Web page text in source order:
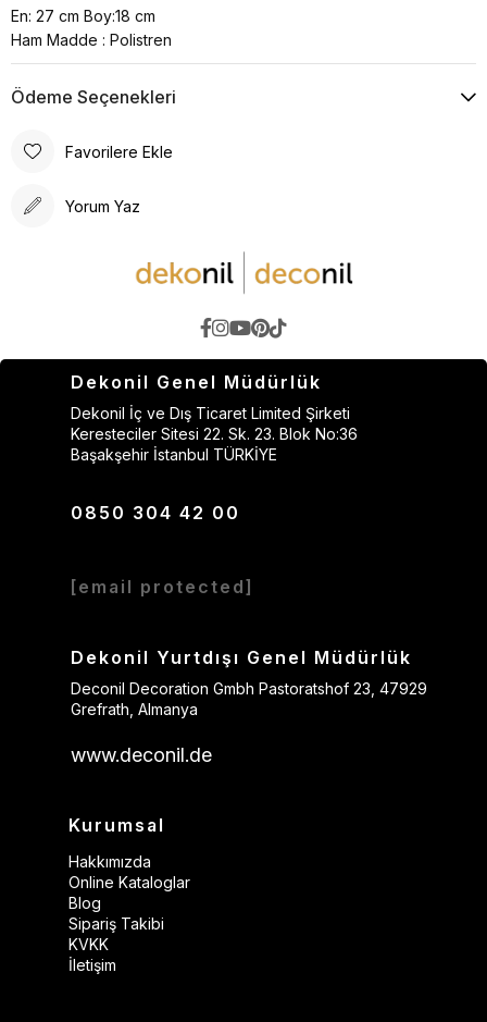
En: 27 cm Boy:18 cm
Ham Madde : Polistren
Ödeme Seçenekleri
Favorilere Ekle
Yorum Yaz
Dekonil Genel Müdürlük
Dekonil İç ve Dış Ticaret Limited Şirketi
Keresteciler Sitesi 22. Sk. 23. Blok No:36
Başakşehir İstanbul TÜRKİYE
0850 304 42 00
[email protected]
Dekonil Yurtdışı Genel Müdürlük
Deconil Decoration Gmbh Pastoratshof 23, 47929
Grefrath, Almanya
www.deconil.de
Kurumsal
Hakkımızda
Online Kataloglar
Blog
Sipariş Takibi
KVKK
İletişim